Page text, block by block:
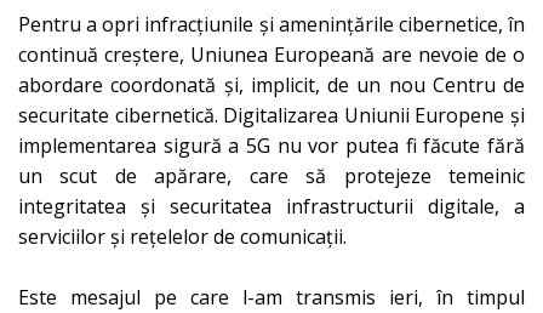
Pentru a opri infracțiunile și amenințările cibernetice, în
continuă creștere, Uniunea Europeană are nevoie de o
abordare coordonată și, implicit, de un nou Centru de
securitate cibernetică. Digitalizarea Uniunii Europene și
implementarea sigură a 5G nu vor putea fi făcute fără
un scut de apărare, care să protejeze temeinic
integritatea și securitatea infrastructurii digitale, a
serviciilor și rețelelor de comunicații.
Este mesajul pe care l-am transmis ieri, în timpul